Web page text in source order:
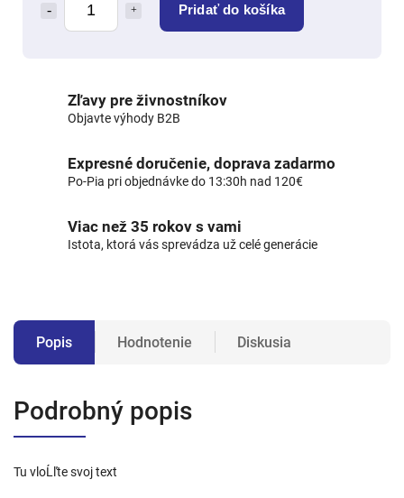
Pridať do košíka
Zľavy pre živnostníkov
Objavte výhody B2B
Expresné doručenie, doprava zadarmo
Po-Pia pri objednávke do 13:30h nad 120€
Viac než 35 rokov s vami
Istota, ktorá vás sprevádza už celé generácie
Popis Hodnotenie Diskusia
Podrobný popis
Tu vloĹľte svoj text